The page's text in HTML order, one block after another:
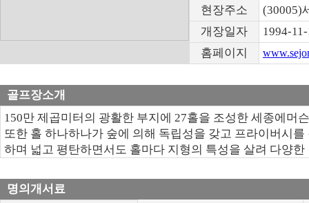
현장주소
(30005)
개장일자
1994-
홈페이지
골프장소개
150만 제곱미터의 광활한 부지에 27홀을 조성한 세종에머
또한 홀 하나하나가 숲에 의해 독립성을 갖고 프라이버시
하며 넓고 평탄하면서도 홀마다 지형의 특성을 살려 다양
명의개서료